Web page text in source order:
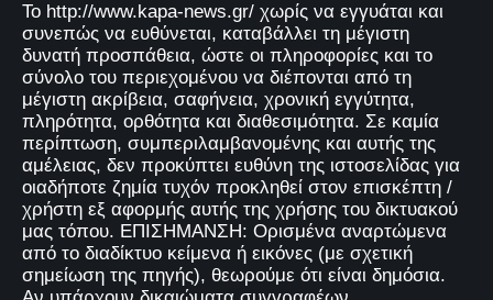
Το http://www.kapa-news.gr/ χωρίς να εγγυάται και
συνεπώς να ευθύνεται, καταβάλλει τη μέγιστη
δυνατή προσπάθεια, ώστε οι πληροφορίες και το
σύνολο του περιεχομένου να διέπονται από τη
μέγιστη ακρίβεια, σαφήνεια, χρονική εγγύτητα,
πληρότητα, ορθότητα και διαθεσιμότητα. Σε καμία
περίπτωση, συμπεριλαμβανομένης και αυτής της
αμέλειας, δεν προκύπτει ευθύνη της ιστοσελίδας για
οιαδήποτε ζημία τυχόν προκληθεί στον επισκέπτη /
χρήστη εξ αφορμής αυτής της χρήσης του δικτυακού
μας τόπου. ΕΠΙΣΗΜΑΝΣΗ: Ορισμένα αναρτώμενα
από το διαδίκτυο κείμενα ή εικόνες (με σχετική
σημείωση της πηγής), θεωρούμε ότι είναι δημόσια.